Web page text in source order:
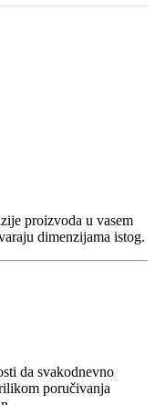
proizvoda u vasem
dimenzijama istog.
da svakodnevno
poručivanja